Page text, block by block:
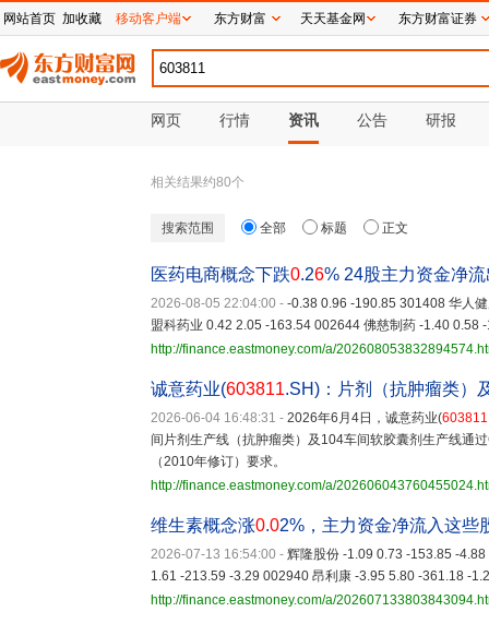
网页 行情 资讯 公告 研报
相关结果约80个
搜索范围 全部 标题 正文
医药电商概念下跌0.26% 24股主力资金净
2026-08-05 22:04:00 - -0.38 0.96 -190.85 301408 华人
盟科药业 0.42 2.05 -163.54 002644 佛慈制药 -1.40 0.58
http://finance.eastmoney.com/a/
诚意药业(603811.SH)：片剂（抗肿瘤类）
2026-06-04 16:48:31 - 2026年6月4日，诚意药业(603811
间片剂生产线（抗肿瘤类）及104车间软胶囊剂生产线通
（2010年修订）要求。
http://finance.eastmoney.com/a/
维生素概念涨0.02%，主力资金净流入这些
2026-07-13 16:54:00 - 辉隆股份 -1.09 0.73 -153.85 -
1.61 -213.59 -3.29 002940 昂利康 -3.95 5.80 -361.18 -
http://finance.eastmoney.com/a/
网站首页 加收藏 移动客户端 东方财富 天天基金网 东方财富证券